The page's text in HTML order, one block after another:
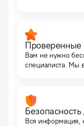
Проверенные
Вам не нужно
специалиста. Мы
Вся информация,